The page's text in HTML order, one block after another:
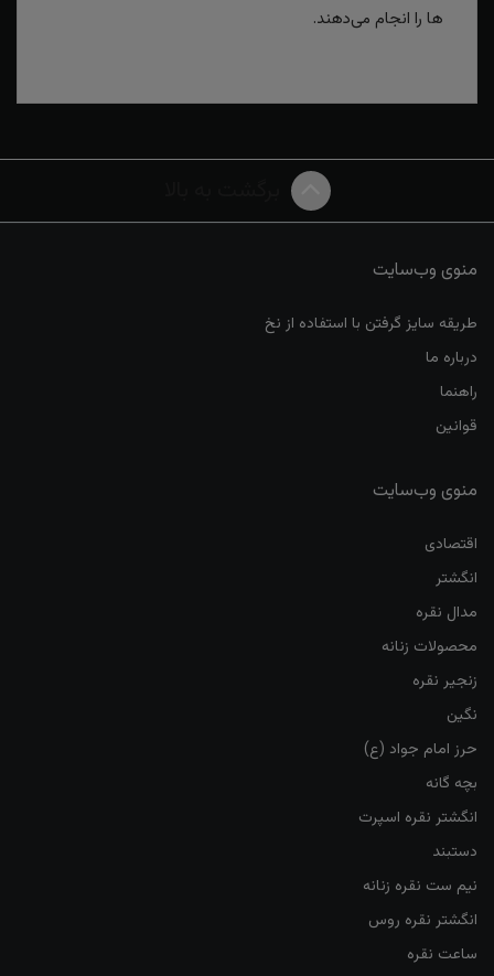
ها را انجام می‌دهند.
منوی وب‌سایت
طریقه سایز گرفتن با استفاده از نخ
درباره ما
راهنما
قوانین
منوی وب‌سایت
اقتصادی
انگشتر
مدال نقره
محصولات زنانه
زنجیر نقره
نگین
حرز امام جواد (ع)
بچه گانه
انگشتر نقره اسپرت
دستبند
نیم ست نقره زنانه
انگشتر نقره روس
ساعت نقره